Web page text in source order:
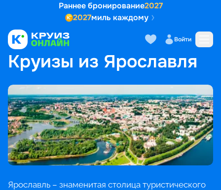
Раннее бронирование2027
2027миль каждому
Войти
ГЛАВНАЯ • ПОПУЛЯРНЫЕ НАПРАВЛЕНИЯ КРУИЗЫ ИЗ ЯРОСЛАВЛЯ
Круизы из Ярославля
Ярославль – знаменитая столица туристического